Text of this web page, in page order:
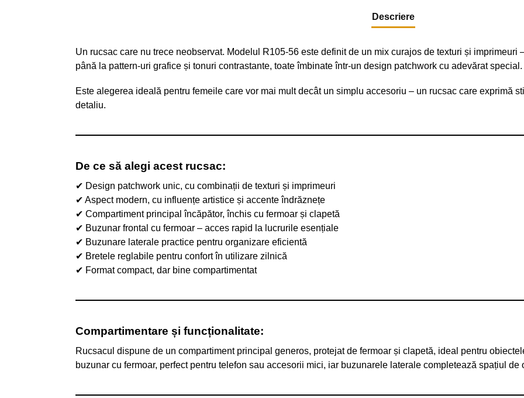
Descriere
Un rucsac care nu trece neobservat. Modelul R105-56 este definit de un mix curajos de texturi și imprimeuri
până la pattern-uri grafice și tonuri contrastante, toate îmbinate într-un design patchwork cu adevărat special.
Este alegerea ideală pentru femeile care vor mai mult decât un simplu accesoriu – un rucsac care exprimă
detaliu.
De ce să alegi acest rucsac:
✔ Design patchwork unic, cu combinații de texturi și imprimeuri
✔ Aspect modern, cu influențe artistice și accente îndrăznețe
✔ Compartiment principal încăpător, închis cu fermoar și clapetă
✔ Buzunar frontal cu fermoar – acces rapid la lucrurile esențiale
✔ Buzunare laterale practice pentru organizare eficientă
✔ Bretele reglabile pentru confort în utilizare zilnică
✔ Format compact, dar bine compartimentat
Compartimentare și funcționalitate:
Rucsacul dispune de un compartiment principal generos, protejat de fermoar și clapetă, ideal pentru
buzunar cu fermoar, perfect pentru telefon sau accesorii mici, iar buzunarele laterale completează spațiul de